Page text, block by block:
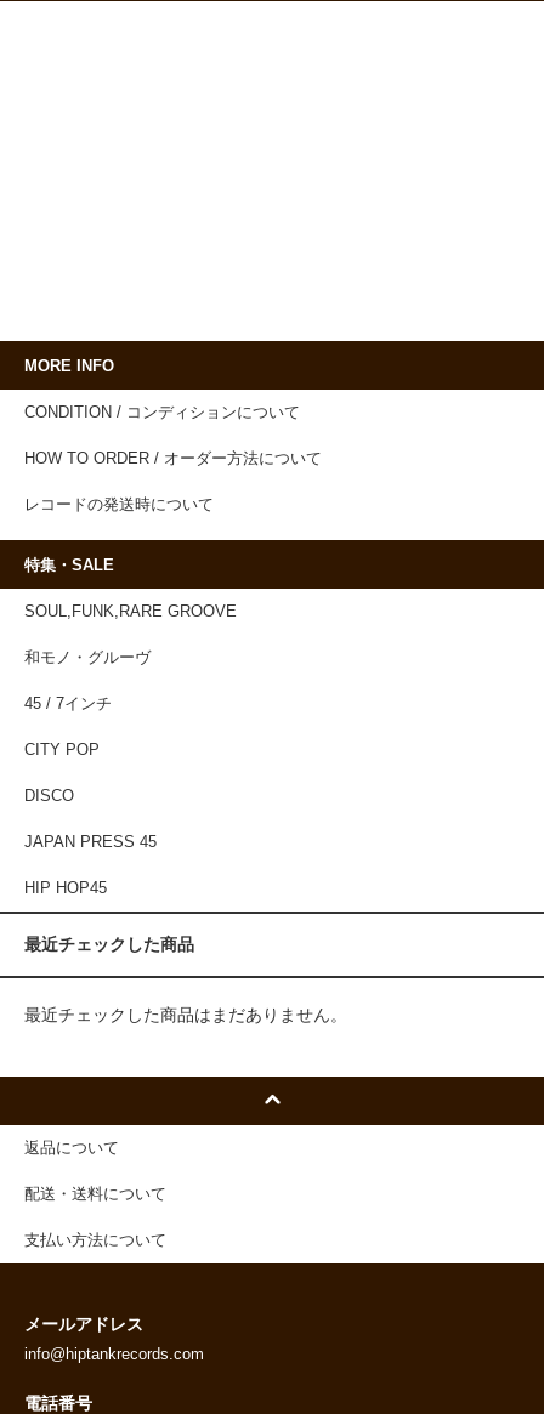
MORE INFO
CONDITION / コンディションについて
HOW TO ORDER / オーダー方法について
レコードの発送時について
特集・SALE
SOUL,FUNK,RARE GROOVE
和モノ・グルーヴ
45 / 7インチ
CITY POP
DISCO
JAPAN PRESS 45
HIP HOP45
最近チェックした商品
最近チェックした商品はまだありません。
返品について
配送・送料について
支払い方法について
メールアドレス
info@hiptankrecords.com
電話番号